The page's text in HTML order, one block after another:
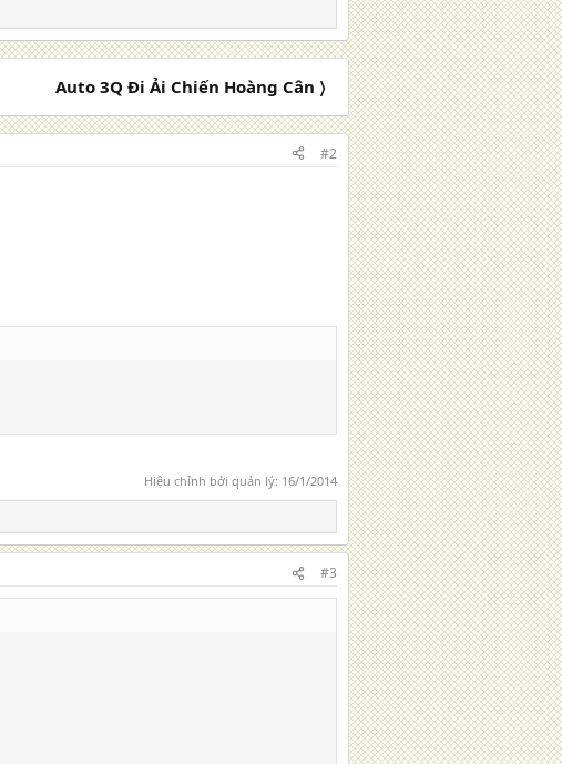
Auto 3Q Đi Ải Chiến Hoàng Cân 〉
#2
Hiệu chỉnh bởi quản lý: 16/1/2014
#3